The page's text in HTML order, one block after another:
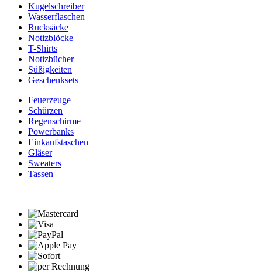
Kugelschreiber
Wasserflaschen
Rucksäcke
Notizblöcke
T-Shirts
Notizbücher
Süßigkeiten
Geschenksets
Feuerzeuge
Schürzen
Regenschirme
Powerbanks
Einkaufstaschen
Gläser
Sweaters
Tassen